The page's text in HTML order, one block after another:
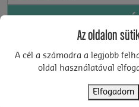
Az oldalon
A cél a számodra a legjobb
oldal használatával
Elfogadom